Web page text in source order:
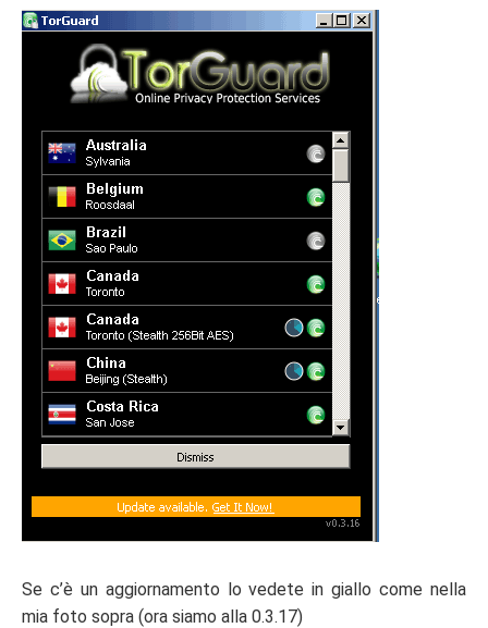
Se c’è un aggiornamento lo vedete in giallo come nella
mia foto sopra (ora siamo alla 0.3.17)